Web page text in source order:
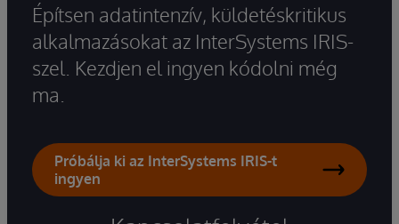
Építsen adatintenzív, küldetéskritikus
alkalmazásokat az InterSystems IRIS-
szel. Kezdjen el ingyen kódolni még
ma.
Próbálja ki az InterSystems IRIS-t
ingyen